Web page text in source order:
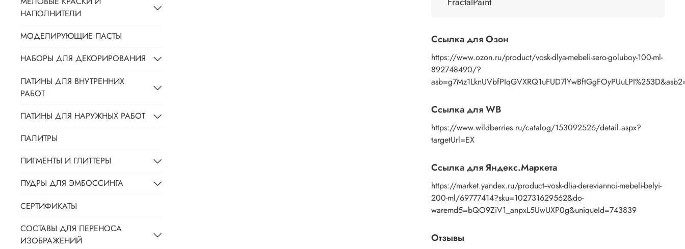
Воск накладывают при помощи ткани или кисти, с
последующей располировкой поверхности
холщовой тканью.
Высыхание наступает через 4 часа до сухого
состояния.
часа.
Для максимального эффекта после обработки
покрытие полируется щеткой для мебели,
войлочной тканью, льняной или хлопковой тканью.
Состав: пальмовый воск, льняное масло, скипидар
сосновый живичный натуральный.
Ссылка для Озон
https://www.ozon.ru/product/vosk-dlya-mebeli-sero-goluboy-100-ml-
892748490/?
Ссылка для WB
https://www.wildberries.ru/catalog/153092526/detail.aspx?
targetUrl=EX
Ссылка для Яндекс.Маркета
https://market.yandex.ru/product--vosk-dlia-dereviannoi-mebeli-belyi-
200-ml/69777414?sku=102731629562&do-
waremd5=bQO9ZiV1_anpxL5UwUXP0g&uniqueId=743839
Отзывы
НАПОЛНИТЕЛИ
МОДЕЛИРУЮЩИЕ ПАСТЫ
НАБОРЫ ДЛЯ ДЕКОРИРОВАНИЯ
ПАТИНЫ ДЛЯ ВНУТРЕННИХ
РАБОТ
ПАТИНЫ ДЛЯ НАРУЖНЫХ РАБОТ
ПАЛИТРЫ
ПИГМЕНТЫ И ГЛИТТЕРЫ
ПУДРЫ ДЛЯ ЭМБОССИНГА
СЕРТИФИКАТЫ
СОСТАВЫ ДЛЯ ПЕРЕНОСА
ИЗОБРАЖЕНИЙ